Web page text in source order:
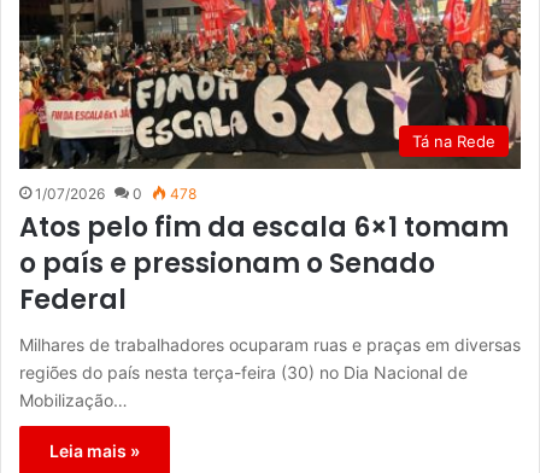
Tá na Rede
1/07/2026 0 478
Atos pelo fim da escala 6×1 tomam
o país e pressionam o Senado
Federal
Milhares de trabalhadores ocuparam ruas e praças em diversas
regiões do país nesta terça-feira (30) no Dia Nacional de
Mobilização…
Leia mais »